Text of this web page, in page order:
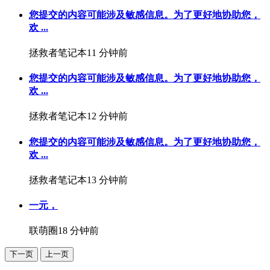
您提交的内容可能涉及敏感信息。为了更好地协助您，
欢 ...
拯救者笔记本11 分钟前
您提交的内容可能涉及敏感信息。为了更好地协助您，
欢 ...
拯救者笔记本12 分钟前
您提交的内容可能涉及敏感信息。为了更好地协助您，
欢 ...
拯救者笔记本13 分钟前
一元，
联萌圈18 分钟前
下一页 上一页